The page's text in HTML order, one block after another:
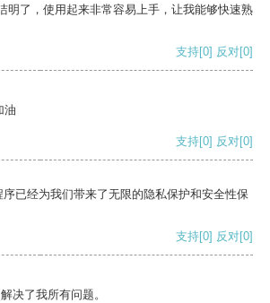
明了，使用起来非常容易上手，让我能够快速熟
支持[0] 反对[0]
油
支持[0] 反对[0]
已经为我们带来了无限的隐私保护和安全性保
支持[0] 反对[0]
决了我所有问题。